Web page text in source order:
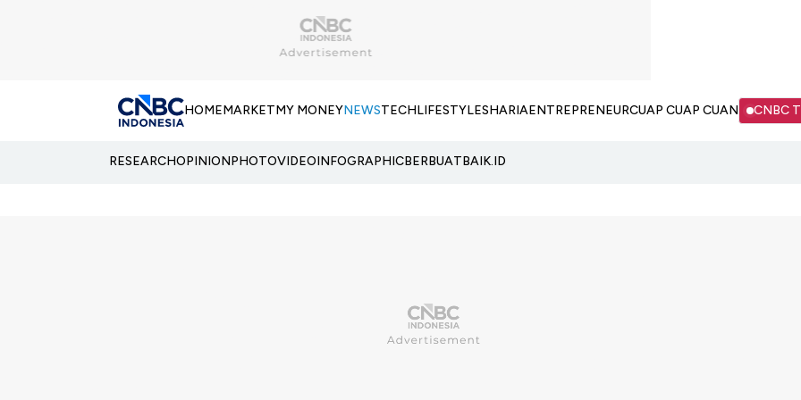
HOMEMARKETMY MONEYNEWSTECHLIFESTYLESHARIAENTREPRENEURCUAP CUAP CUAN CNBC
RESEARCHOPINIONPHOTOVIDEOINFOGRAPHICBERBUATBAIK.ID